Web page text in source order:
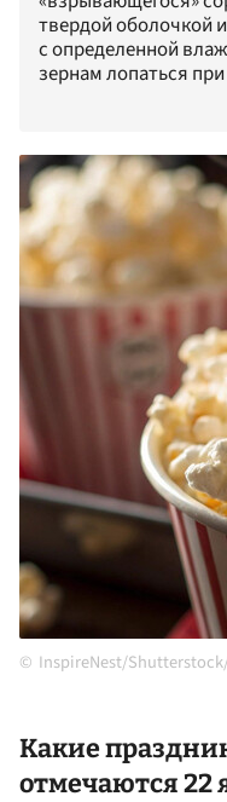
твердой оболочкой
с определенной
зернам лопаться
InspireNest/
Какие
отмечаются 22